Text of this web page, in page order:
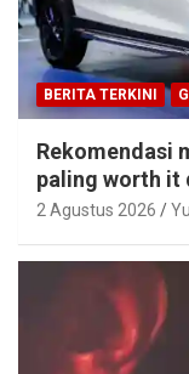
BERITA TERKINI
Rekomendasi
paling worth it
2 Agustus 2026